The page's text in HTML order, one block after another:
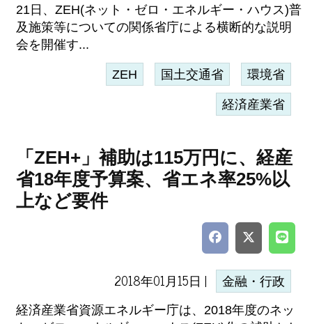
21日、ZEH(ネット・ゼロ・エネルギー・ハウス)普
及施策等についての関係省庁による横断的な説明
会を開催す...
ZEH 国土交通省 環境省
経済産業省
「ZEH+」補助は115万円に、経産
省18年度予算案、省エネ率25%以
上など要件
2018年01月15日 | 金融・行政
経済産業省資源エネルギー庁は、2018年度のネッ